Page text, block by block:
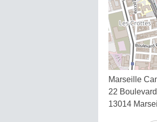
Marseille
22
13014